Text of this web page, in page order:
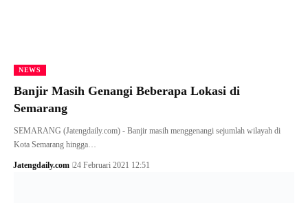
NEWS
Banjir Masih Genangi Beberapa Lokasi di
Semarang
SEMARANG (Jatengdaily.com) - Banjir masih menggenangi sejumlah wilayah di
Kota Semarang hingga…
Jatengdaily.com 24 Februari 2021 12:51